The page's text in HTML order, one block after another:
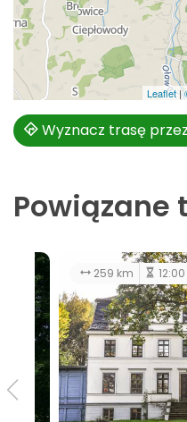
Leaflet |
Wyznacz trasę
Powiązane
174 km 10:00 h